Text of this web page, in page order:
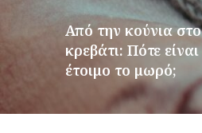
Από την κούνια στο
κρεβάτι: Πότε είναι
έτοιμο το μωρό;